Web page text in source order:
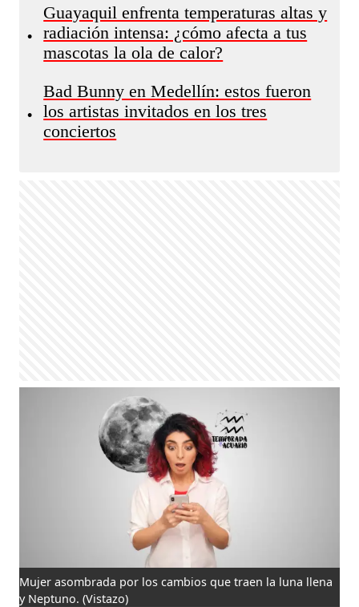
•
Guayaquil enfrenta temperaturas altas y
radiación intensa: ¿cómo afecta a tus
mascotas la ola de calor?
•
Bad Bunny en Medellín: estos fueron
los artistas invitados en los tres
conciertos
Mujer asombrada por los cambios que traen la luna llena
y Neptuno. (Vistazo)